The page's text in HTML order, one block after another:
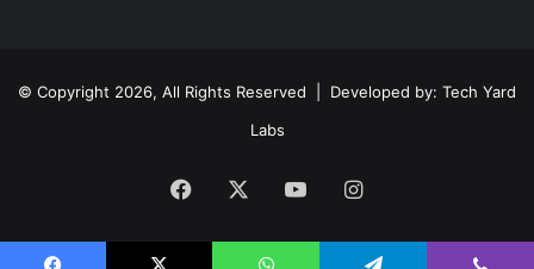
© Copyright 2026, All Rights Reserved | Developed by: Tech Yard
Labs
Facebook YouTubeInstagram